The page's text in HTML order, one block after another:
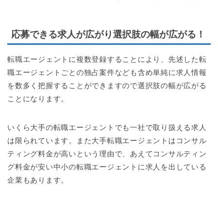
応募できる求人が広がり選択肢の幅が広がる！
転職エージェントに複数登録することにより、先述した転
職エージェントごとの独占案件なども含め単純に求人情報
を数多く把握することができますので選択肢の幅が広がる
ことになります。
いくら大手の転職エージェントでも一社で取り扱える求人
は限られています。また大手転職エージェントはコンサル
ティング料金が高いという理由で、あえてコンサルティン
グ料金が安い中小の転職エージェントに求人を出している
企業もあります。